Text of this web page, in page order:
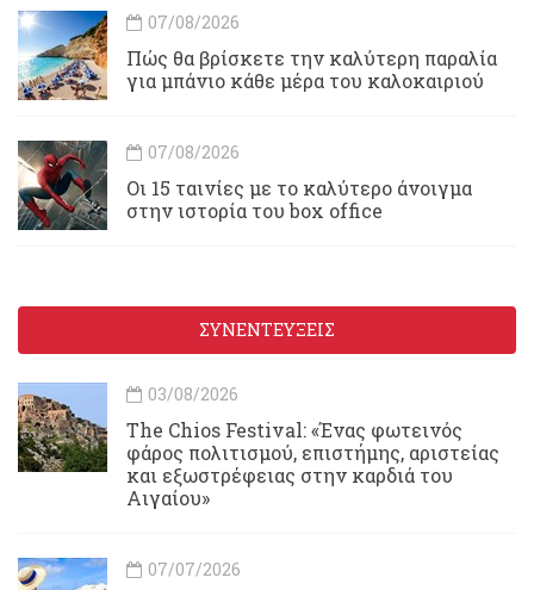
07/08/2026
Πώς θα βρίσκετε την καλύτερη παραλία
για μπάνιο κάθε μέρα του καλοκαιριού
07/08/2026
Οι 15 ταινίες με το καλύτερο άνοιγμα
στην ιστορία του box office
ΣΥΝΕΝΤΕΥΞΕΙΣ
03/08/2026
Τhe Chios Festival: «Ένας φωτεινός
φάρος πολιτισμού, επιστήμης, αριστείας
και εξωστρέφειας στην καρδιά του
Αιγαίου»
07/07/2026